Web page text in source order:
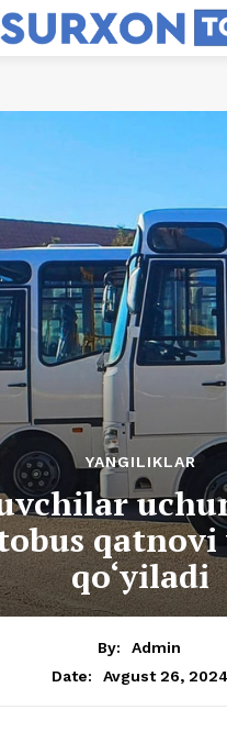
YANGILIKLAR
qatnovi
qo‘yiladi
By:
Admin
Date:
Avgust 26, 2024